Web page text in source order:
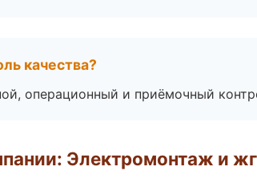
качества?
операционный и приёмочный
Электромонтаж и